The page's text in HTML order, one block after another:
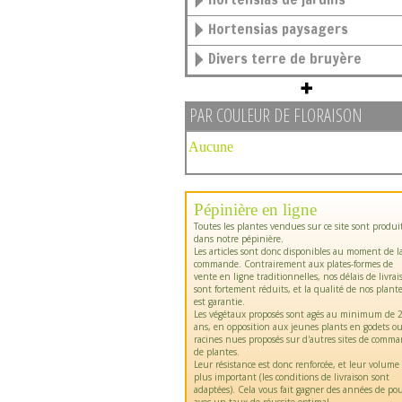
Hortensias paysagers
Divers terre de bruyère
PAR COULEUR DE FLORAISON
Aucune
Pépinière en ligne
Toutes les plantes vendues sur ce site sont
dans notre pépinière.
Les articles sont donc disponibles au moment de la
commande. Contrairement aux plates-formes de
vente en ligne traditionnelles, nos délais de
sont fortement réduits, et la qualité de nos
est garantie.
Les végétaux proposés sont agés au minimum de
ans, en opposition aux jeunes plants en godets
racines nues proposés sur d'autres sites de
de plantes.
Leur résistance est donc renforcée, et leur volume
plus important (les conditions de livraison sont
adaptées). Cela vous fait gagner des années de